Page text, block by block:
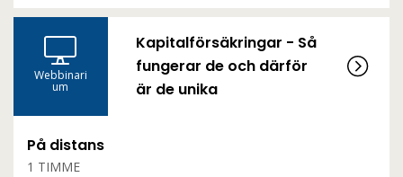
Webbinari
um
Kapitalförsäkringar - Så
fungerar de och därför
är de unika
På distans
1 TIMME